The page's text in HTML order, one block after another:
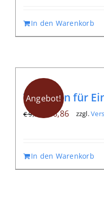
In den Warenkorb
Angebot!
Taijiquan für
€9,80
€ 9,80
6,86Aktueller
€ 6,86.
zzgl.
In den Warenkorb